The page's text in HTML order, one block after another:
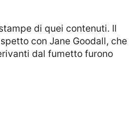
con Jane Goodall, che
dal fumetto furono